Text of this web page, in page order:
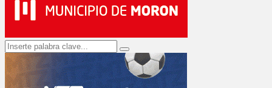
Search
for:
Search